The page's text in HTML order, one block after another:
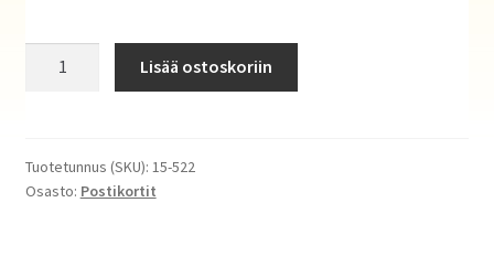
määrä
Lisää ostoskoriin
Tuotetunnus (SKU): 15-522
Osasto: Postikortit